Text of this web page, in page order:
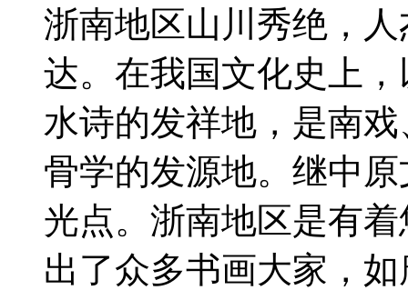
浙南地区山川秀绝，
达。在我国文化史上
水诗的发祥地，是南
骨学的发源地。继中
光点。浙南地区是有
出了众多书画大家，